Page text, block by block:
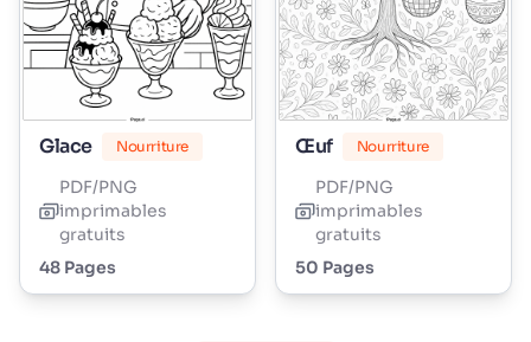
Glace Nourriture
PDF/PNG
imprimables
gratuits
48 Pages
Œuf Nourriture
PDF/PNG
imprimables
gratuits
50 Pages